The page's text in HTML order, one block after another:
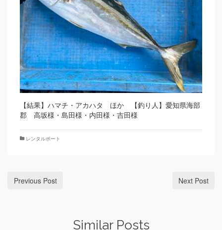
【結果】ハマチ・アカハタ ほか 【釣り人】愛知県海部
郡 高坂様・島田様・内田様・吉田様
レンタルボート
Previous Post Next Post
Similar Posts